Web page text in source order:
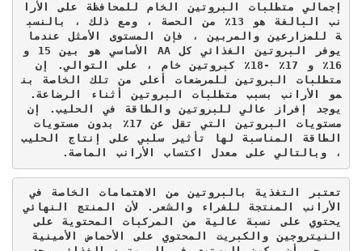
إجمالي متطلبات البروتين الخام للمحافظة على الأرا
نب البالغة هو 13٪ من الحصة ، ومع ذلك ، بالنسب
يوفر البروتين الغذائي كل AA
متطلبات البروتين للمرضعات أعلى من تلك الخاصة بن
، وبالتالي على معدل اكتساب الأرانب الماصة.
تعتبر التغذية بالبروتين من الاهتمامات الخاصة في
الأرانب المنتجة للفراء والشعر. لأن المنتج النهائي
يحتوي على نسبة عالية من المركبات المحتوية على